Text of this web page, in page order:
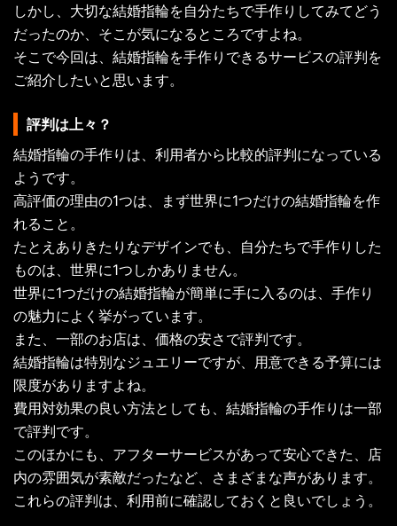
しかし、大切な結婚指輪を自分たちで手作りしてみてどう
だったのか、そこが気になるところですよね。
そこで今回は、結婚指輪を手作りできるサービスの評判を
ご紹介したいと思います。
評判は上々？
結婚指輪の手作りは、利用者から比較的評判になっている
ようです。
高評価の理由の1つは、まず世界に1つだけの結婚指輪を作
れること。
たとえありきたりなデザインでも、自分たちで手作りした
ものは、世界に1つしかありません。
世界に1つだけの結婚指輪が簡単に手に入るのは、手作り
の魅力によく挙がっています。
また、一部のお店は、価格の安さで評判です。
結婚指輪は特別なジュエリーですが、用意できる予算には
限度がありますよね。
費用対効果の良い方法としても、結婚指輪の手作りは一部
で評判です。
このほかにも、アフターサービスがあって安心できた、店
内の雰囲気が素敵だったなど、さまざまな声があります。
これらの評判は、利用前に確認しておくと良いでしょう。